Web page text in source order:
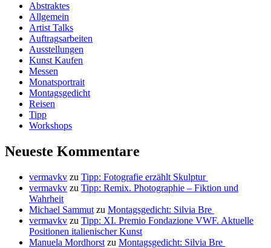
Abstraktes
Allgemein
Artist Talks
Auftragsarbeiten
Ausstellungen
Kunst Kaufen
Messen
Monatsportrait
Montagsgedicht
Reisen
Tipp
Workshops
Neueste Kommentare
vermavkv zu Tipp: Fotografie erzählt Skulptur
vermavkv zu Tipp: Remix. Photographie – Fiktion und
Wahrheit
Michael Sammut zu Montagsgedicht: Silvia Bre
vermavkv zu Tipp: XI. Premio Fondazione VWF. Aktuelle
Positionen italienischer Kunst
Manuela Mordhorst zu Montagsgedicht: Silvia Bre